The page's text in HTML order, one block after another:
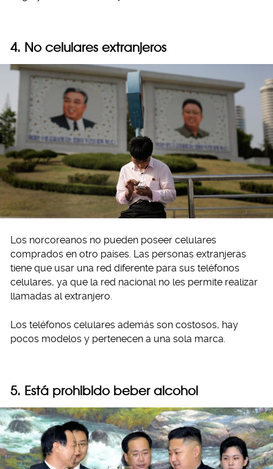
4. No celulares extranjeros
Los norcoreanos no pueden poseer celulares
comprados en otro países. Las personas extranjeras
tiene que usar una red diferente para sus teléfonos
celulares, ya que la red nacional no les permite realizar
llamadas al extranjero.
Los teléfonos celulares además son costosos, hay
pocos modelos y pertenecen a una sola marca.
5. Está prohibido beber alcohol